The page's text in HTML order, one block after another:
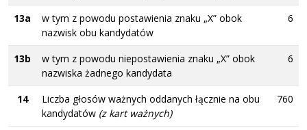
13a
w tym z powodu postawienia znaku „X” obok
nazwisk obu kandydatów
6
13b
w tym z powodu niepostawienia znaku „X” obok
nazwiska żadnego kandydata
6
14
Liczba głosów ważnych oddanych łącznie na obu
kandydatów (z kart ważnych)
760